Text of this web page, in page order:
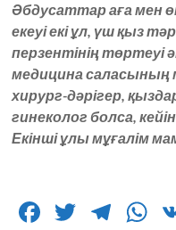
Әбдусаттар аға мен
екеуі екі ұл, үш қыз
перзентінің төртеуі
медицина саласының
хирург-дәрігер,
гинеколог болса,
Екінші ұлы мұғалім
F
T
T